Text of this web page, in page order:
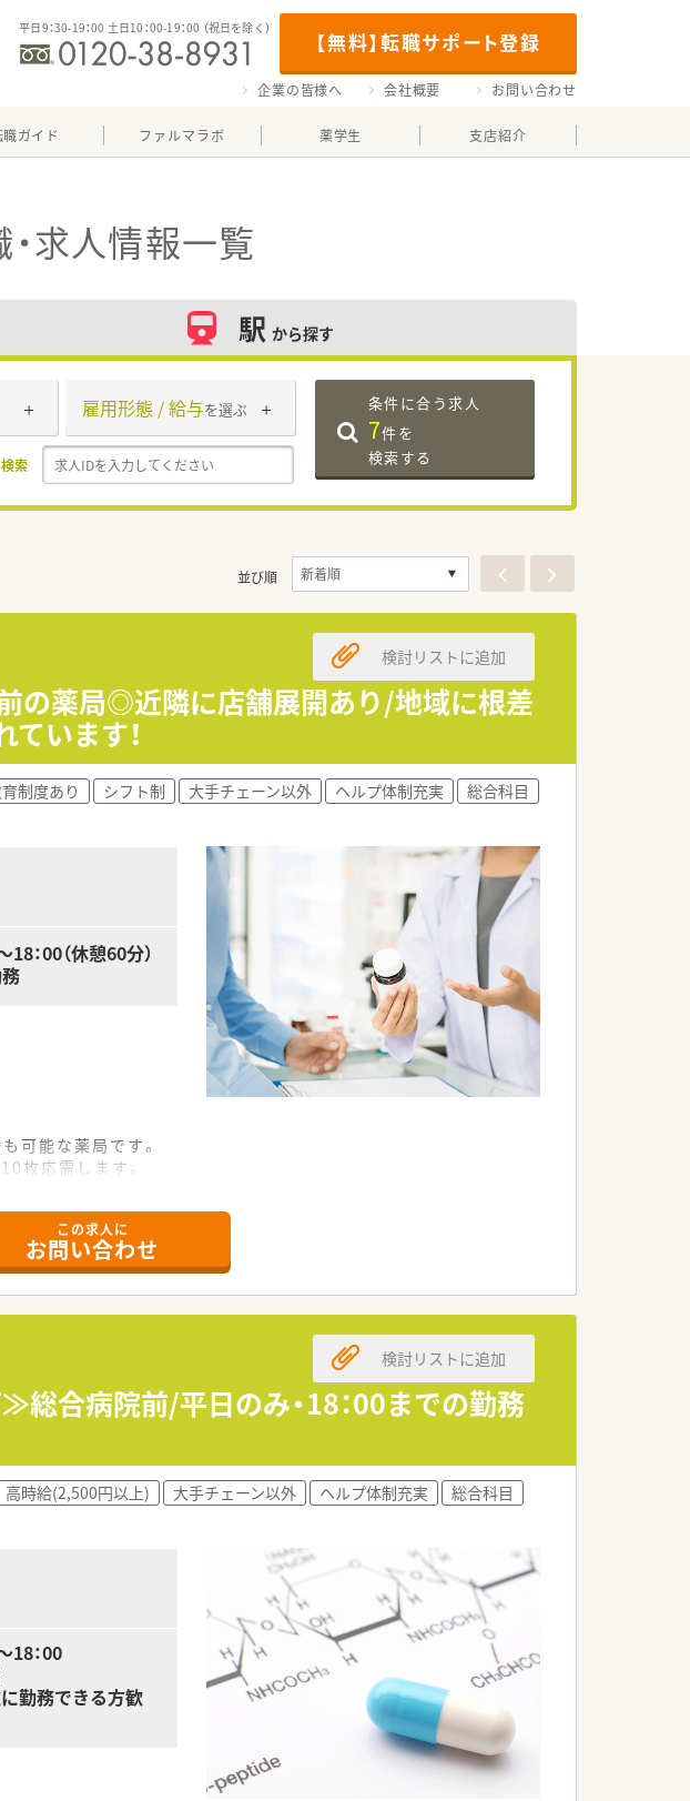
【無料】転職サポート登録
平日9：30-19：00 土日10：00-19：00 （祝日を除く）
企業の皆様へ 会社概要 お問い合わせ
職ガイド ファルマラボ 薬学生 支店紹介
求人情報一覧
駅 から探す
雇用形態 / 給与を選ぶ
索
条件に合う求人
7件を
検索する
並び順
の薬局◎近隣に店舗展開あり/地域に根差
います！
検討リストに追加
制度あり シフト制 大手チェーン以外 ヘルプ体制充実
総合科目
：00（休憩60分）
可能な薬局です。
枚応需します。
指導が中心です。
情報提供をお願いします。
的に対応していただきます。
をサポートします。
に力を入れています。
掛けています。
おすすめの求人です。
めたい方に最適です。
方に適しています。
この求人に
お問い合わせ
総合病院前/平日のみ・18：00までの勤務
検討リストに追加
高時給(2,500円以上) 大手チェーン以外 ヘルプ体制充実
総合科目
18：00
に勤務できる方歓